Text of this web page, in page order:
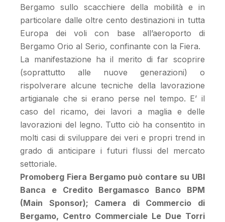
Bergamo sullo scacchiere della mobilità e in
particolare dalle oltre cento destinazioni in tutta
Europa dei voli con base all’aeroporto di
Bergamo Orio al Serio, confinante con la Fiera.
La manifestazione ha il merito di far scoprire
(soprattutto alle nuove generazioni) o
rispolverare alcune tecniche della lavorazione
artigianale che si erano perse nel tempo. E’ il
caso del ricamo, dei lavori a maglia e delle
lavorazioni del legno. Tutto ciò ha consentito in
molti casi di sviluppare dei veri e propri trend in
grado di anticipare i futuri flussi del mercato
settoriale.
Promoberg Fiera Bergamo può contare su UBI
Banca e Credito Bergamasco Banco BPM
(Main Sponsor); Camera di Commercio di
Bergamo, Centro Commerciale Le Due Torri